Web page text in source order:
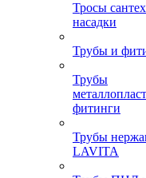
Тросы
насадки
Трубы и
Трубы
фитинги
Трубы
LAVITA